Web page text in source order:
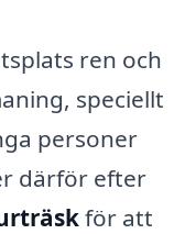
ren och
speciellt
personer
därför efter
för att